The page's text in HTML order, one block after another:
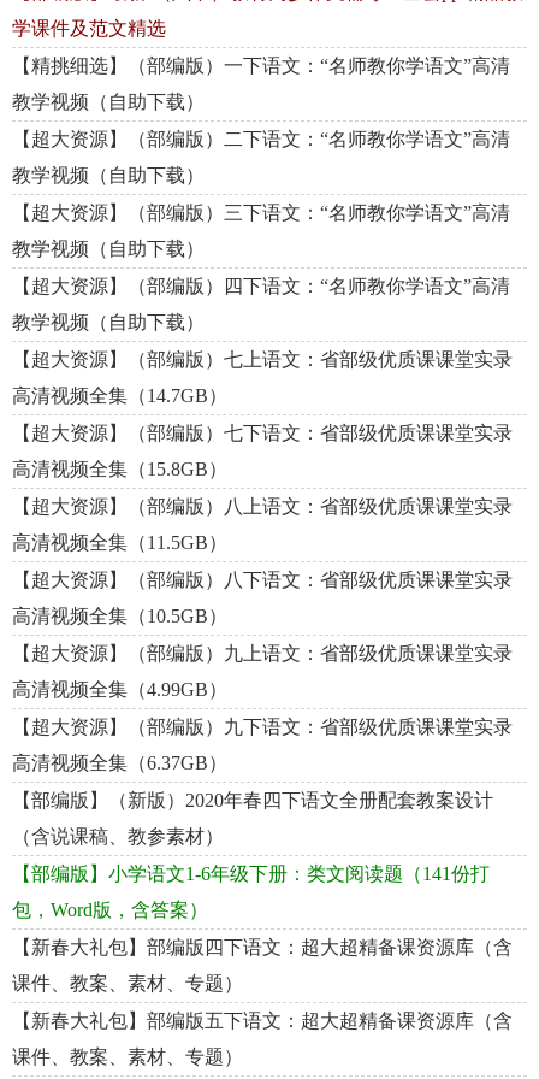
学课件及范文精选
【精挑细选】（部编版）一下语文：“名师教你学语文”高清
教学视频（自助下载）
【超大资源】（部编版）二下语文：“名师教你学语文”高清
教学视频（自助下载）
【超大资源】（部编版）三下语文：“名师教你学语文”高清
教学视频（自助下载）
【超大资源】（部编版）四下语文：“名师教你学语文”高清
教学视频（自助下载）
【超大资源】（部编版）七上语文：省部级优质课课堂实录
高清视频全集（14.7GB）
【超大资源】（部编版）七下语文：省部级优质课课堂实录
高清视频全集（15.8GB）
【超大资源】（部编版）八上语文：省部级优质课课堂实录
高清视频全集（11.5GB）
【超大资源】（部编版）八下语文：省部级优质课课堂实录
高清视频全集（10.5GB）
【超大资源】（部编版）九上语文：省部级优质课课堂实录
高清视频全集（4.99GB）
【超大资源】（部编版）九下语文：省部级优质课课堂实录
高清视频全集（6.37GB）
【部编版】（新版）2020年春四下语文全册配套教案设计
（含说课稿、教参素材）
【部编版】小学语文1-6年级下册：类文阅读题（141份打
包，Word版，含答案）
【新春大礼包】部编版四下语文：超大超精备课资源库（含
课件、教案、素材、专题）
【新春大礼包】部编版五下语文：超大超精备课资源库（含
课件、教案、素材、专题）